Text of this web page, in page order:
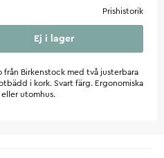
Prishistorik
Ej i lager
från Birkenstock med två justerbara
i kork. Svart färg. Ergonomiska
utomhus.